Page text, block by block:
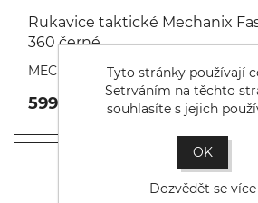
Rukavice taktické Mechanix
360 černé
MECH-FASTFIT-D4-360-COVERT
599,00 Kč
Tyto stránky používají
Setrváním na těchto
souhlasíte s jejich
OK
Dozvědět se více